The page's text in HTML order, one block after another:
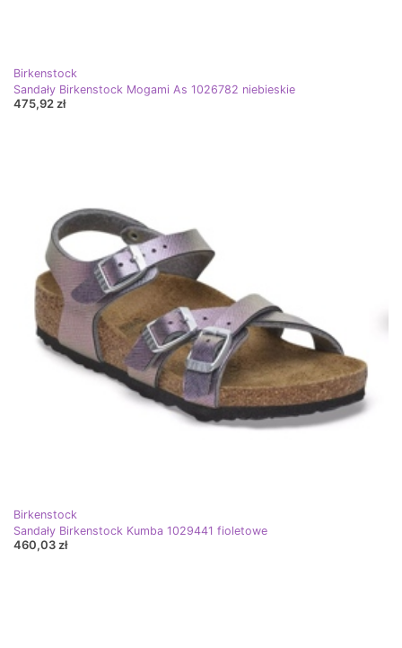
Birkenstock
Sandały Birkenstock Mogami As 1026782 niebieskie
475,92 zł
Birkenstock
Sandały Birkenstock Kumba 1029441 fioletowe
460,03 zł